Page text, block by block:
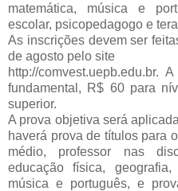
matemática, música e
escolar, psicopedagogo e
As inscrições devem ser
de agosto pelo site
http://
fundamental, R$ 60 para
superior.
A prova objetiva será
haverá prova de títulos para
médio, professor nas
educação física,
música e português, e